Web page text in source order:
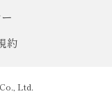
約
Ltd.